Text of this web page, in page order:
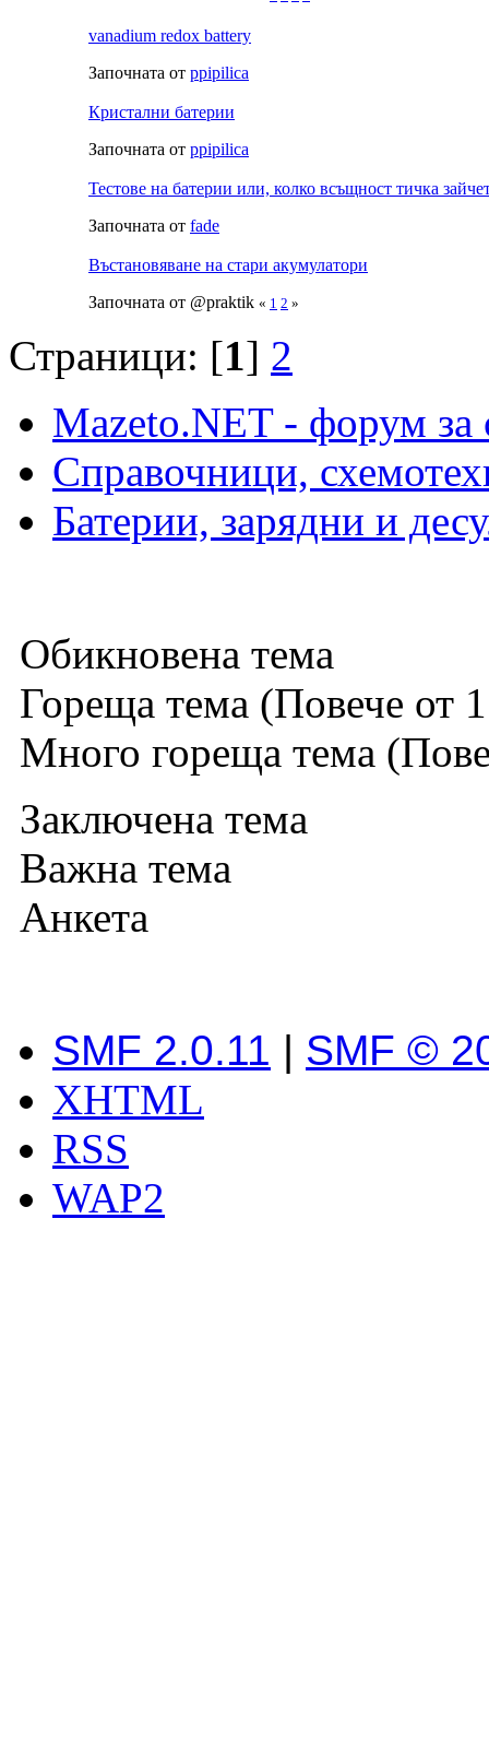
vanadium redox battery
Започната от ppipilica
Кристални батерии
Започната от ppipilica
Тестове на батерии или, колко всъщност тичка
Започната от fade
Въстановяване на стари акумулатори
Започната от @praktik « 1 2 »
Страници: [1] 2
Mazeto.NET - форум за
Справочници,
Батерии, зарядни и
Обикновена тема
Гореща тема (Повече от
Много гореща тема
Заключена тема
Важна тема
Анкета
SMF 2.0.11 | SMF ©
XHTML
RSS
WAP2